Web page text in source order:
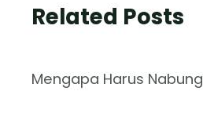
Related Posts
Mengapa Harus